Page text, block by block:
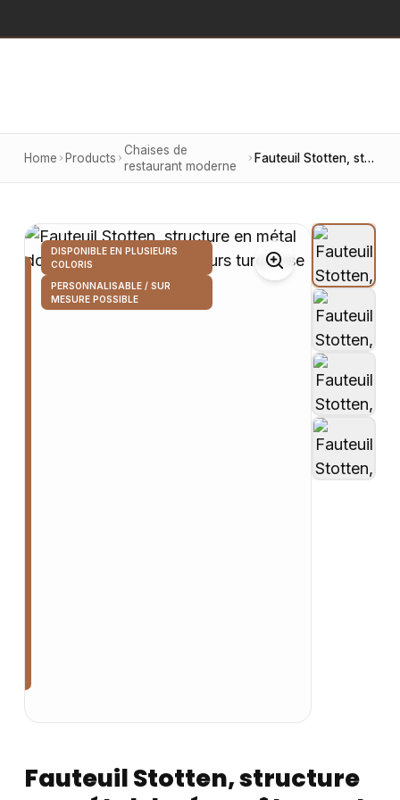
Home Products
Chaises de
restaurant moderne
Fauteuil Stotten, structure en métal doré, revêtement en velours turquoise
DISPONIBLE EN PLUSIEURS
COLORIS
PERSONNALISABLE / SUR
MESURE POSSIBLE
Fauteuil Stotten, structure